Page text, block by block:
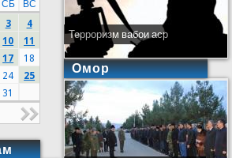
СБ
ВС
3
4
10
11
17
18
24
25
31
Терроризм вабои аср
Омор